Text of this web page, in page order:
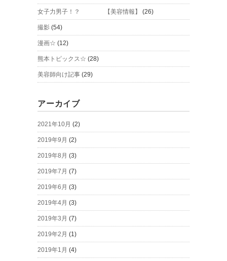
女子力男子！？ 【美容情報】 (26)
撮影 (54)
漫画☆ (12)
熊本トピックス☆ (28)
美容師向け記事 (29)
アーカイブ
2021年10月 (2)
2019年9月 (2)
2019年8月 (3)
2019年7月 (7)
2019年6月 (3)
2019年4月 (3)
2019年3月 (7)
2019年2月 (1)
2019年1月 (4)